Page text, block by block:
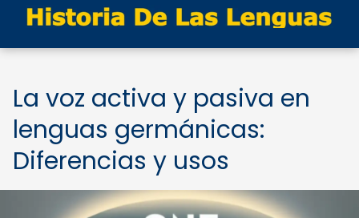
La voz activa y pasiva en
lenguas germánicas:
Diferencias y usos